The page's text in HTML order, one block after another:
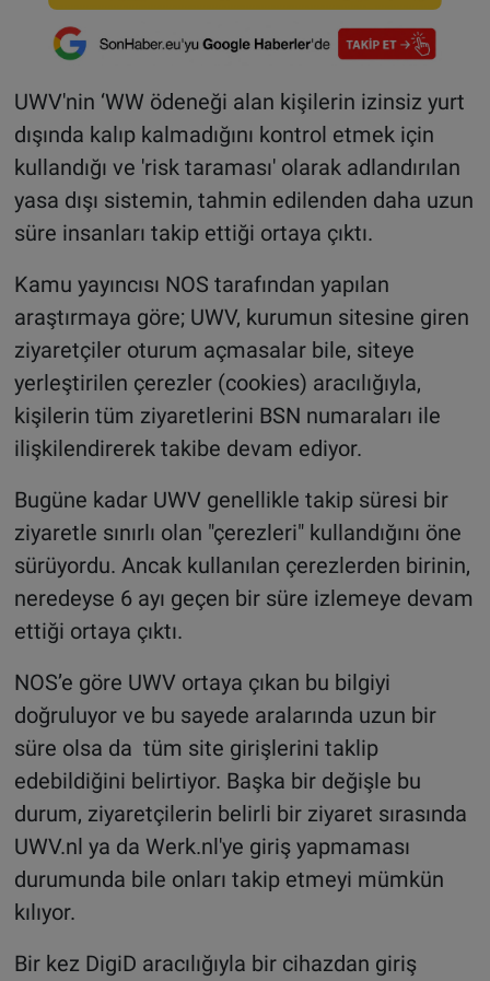
UWV'nin ‘WW ödeneği alan kişilerin izinsiz yurt
dışında kalıp kalmadığını kontrol etmek için
kullandığı ve 'risk taraması' olarak adlandırılan
yasa dışı sistemin, tahmin edilenden daha uzun
süre insanları takip ettiği ortaya çıktı.
Kamu yayıncısı NOS tarafından yapılan
araştırmaya göre; UWV, kurumun sitesine giren
ziyaretçiler oturum açmasalar bile, siteye
yerleştirilen çerezler (cookies) aracılığıyla,
kişilerin tüm ziyaretlerini BSN numaraları ile
ilişkilendirerek takibe devam ediyor.
Bugüne kadar UWV genellikle takip süresi bir
ziyaretle sınırlı olan "çerezleri" kullandığını öne
sürüyordu. Ancak kullanılan çerezlerden birinin,
neredeyse 6 ayı geçen bir süre izlemeye devam
ettiği ortaya çıktı.
NOS’e göre UWV ortaya çıkan bu bilgiyi
doğruluyor ve bu sayede aralarında uzun bir
süre olsa da tüm site girişlerini taklip
edebildiğini belirtiyor. Başka bir değişle bu
durum, ziyaretçilerin belirli bir ziyaret sırasında
UWV.nl ya da Werk.nl'ye giriş yapmaması
durumunda bile onları takip etmeyi mümkün
kılıyor.
Bir kez DigiD aracılığıyla bir cihazdan giriş